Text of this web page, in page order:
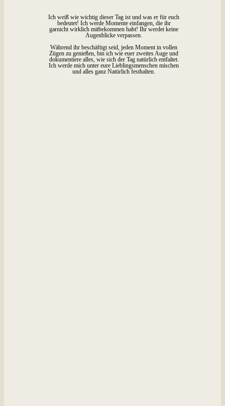
Ich weiß wie wichtig dieser Tag ist und was er für euch
bedeutet! Ich werde Momente einfangen, die ihr
garnicht wirklich mitbekommen habt! Ihr werdet keine
Augenblicke verpassen.
Während ihr beschäftigt seid, jeden Moment in vollen
Zügen zu genießen, bin ich wie euer zweites Auge und
dokumentiere alles, wie sich der Tag natürlich entfaltet.
Ich werde mich unter eure Lieblingsmenschen mischen
und alles ganz Natürlich festhalten.